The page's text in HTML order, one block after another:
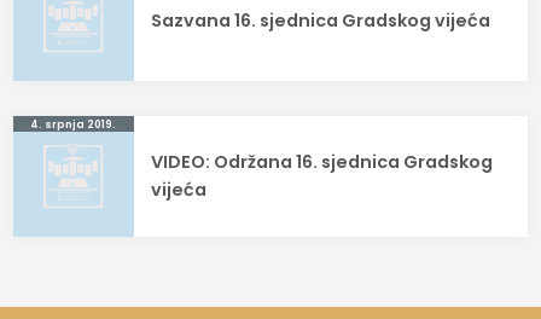
objava
Sazvana 16. sjednica Gradskog vijeća
4. srpnja 2019.
VIDEO: Održana 16. sjednica Gradskog
vijeća